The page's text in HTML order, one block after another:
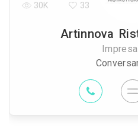
Artinnova
30K 33